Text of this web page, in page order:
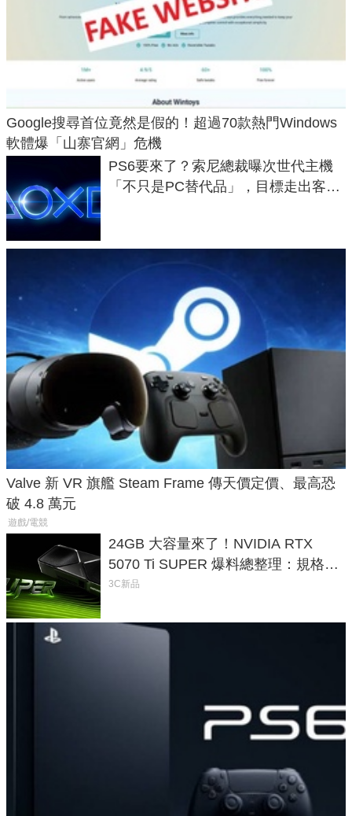
Google搜尋首位竟然是假的！超過70款熱門Windows
軟體爆「山寨官網」危機
PS6要來了？索尼總裁曝次世代主機
「不只是PC替代品」，目標走出客
Valve 新 VR 旗艦 Steam Frame 傳天價定價、最高恐
破 4.8 萬元
遊戲/電競
24GB 大容量來了！NVIDIA RTX
5070 Ti SUPER 爆料總整理：規格、
功耗、上市時間
3C新品